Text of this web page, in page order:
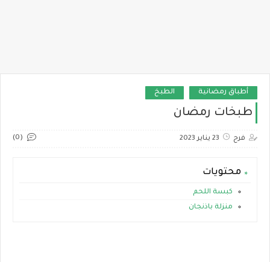
أطباق رمضانية الطبخ
طبخات رمضان
فرح 23 يناير 2023 (0)
محتويات
كبسة اللحم
منزلة باذنجان